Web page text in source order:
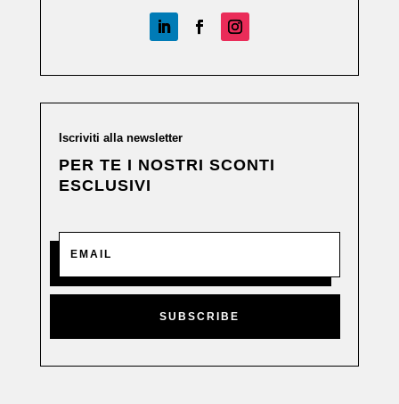
Iscriviti alla newsletter
PER TE I NOSTRI SCONTI
ESCLUSIVI
SUBSCRIBE